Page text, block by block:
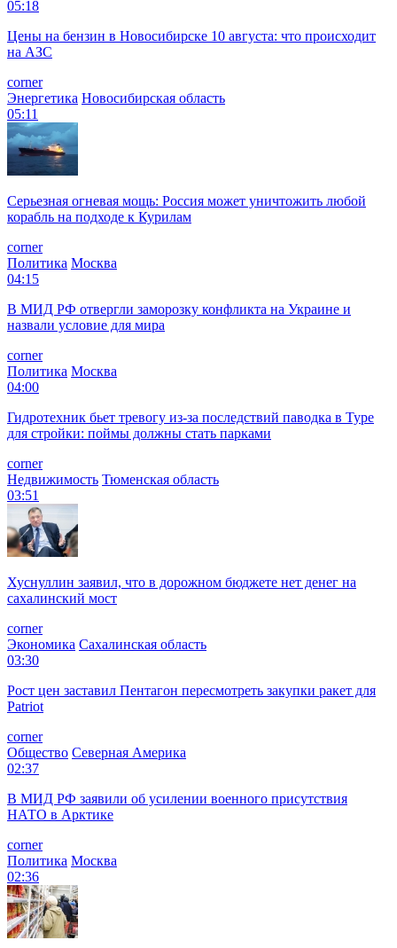
05:18
Цены на бензин в Новосибирске 10 августа: что происходит
на АЗС
corner
Энергетика Новосибирская область
05:11
Серьезная огневая мощь: Россия может уничтожить любой
корабль на подходе к Курилам
corner
Политика Москва
04:15
В МИД РФ отвергли заморозку конфликта на Украине и
назвали условие для мира
corner
Политика Москва
04:00
Гидротехник бьет тревогу из-за последствий паводка в Туре
для стройки: поймы должны стать парками
corner
Недвижимость Тюменская область
03:51
Хуснуллин заявил, что в дорожном бюджете нет денег на
сахалинский мост
corner
Экономика Сахалинская область
03:30
Рост цен заставил Пентагон пересмотреть закупки ракет для
Patriot
corner
Общество Северная Америка
02:37
В МИД РФ заявили об усилении военного присутствия
НАТО в Арктике
corner
Политика Москва
02:36